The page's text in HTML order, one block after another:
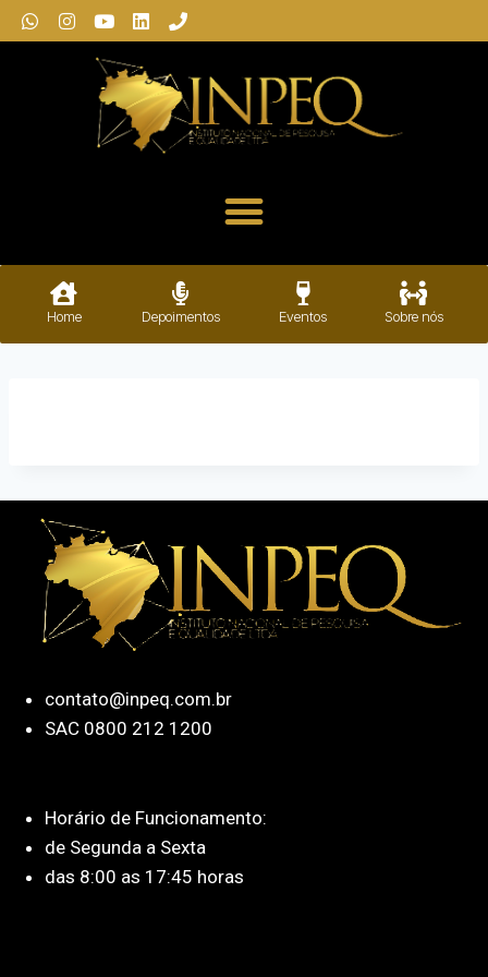
Home Depoimentos Eventos Sobre nós
contato@inpeq.com.br
SAC 0800 212 1200
Horário de Funcionamento:
de Segunda a Sexta
das 8:00 as 17:45 horas